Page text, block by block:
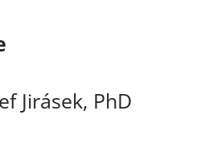
Jirásek, PhD